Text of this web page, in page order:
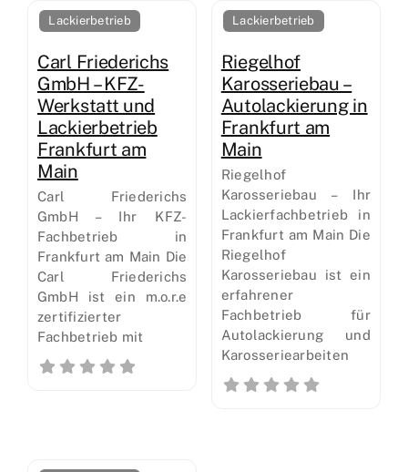
Lackierbetrieb
Carl Friederichs
GmbH – KFZ-
Werkstatt und
Lackierbetrieb
Frankfurt am
Main
Carl Friederichs
GmbH – Ihr KFZ-
Fachbetrieb in
Frankfurt am Main Die
Carl Friederichs
GmbH ist ein m.o.r.e
zertifizierter
Fachbetrieb mit
Lackierbetrieb
Riegelhof
Karosseriebau –
Autolackierung in
Frankfurt am
Main
Riegelhof
Karosseriebau – Ihr
Lackierfachbetrieb in
Frankfurt am Main Die
Riegelhof
Karosseriebau ist ein
erfahrener
Fachbetrieb für
Autolackierung und
Karosseriearbeiten